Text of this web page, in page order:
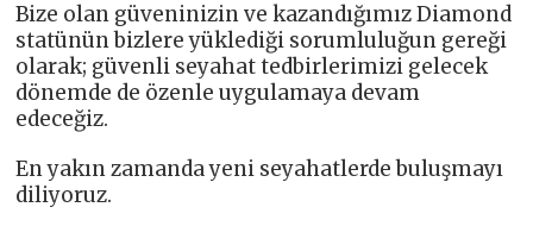
Bize olan güveninizin ve kazandığımız Diamond
statünün bizlere yüklediği sorumluluğun gereği
olarak; güvenli seyahat tedbirlerimizi gelecek
dönemde de özenle uygulamaya devam
edeceğiz.
En yakın zamanda yeni seyahatlerde buluşmayı
diliyoruz.